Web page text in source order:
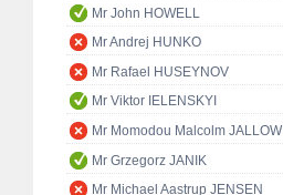
Mr John HOWELL
Mr Andrej HUNKO
Mr Rafael HUSEYNOV
Mr Viktor IELENSKYI
Mr Momodou Malcolm JALLOW
Mr Grzegorz JANIK
Mr Michael Aastrup JENSEN